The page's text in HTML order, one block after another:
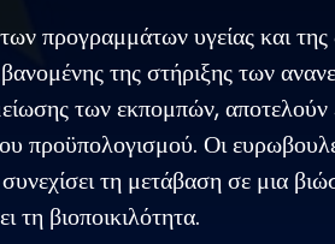
προγραμμάτων υγείας και της
της στήριξης των
των εκπομπών, αποτελούν
προϋπολογισμού. Οι
τη μετάβαση σε μια
τη βιοποικιλότητα.